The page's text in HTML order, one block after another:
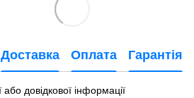
Доставка Оплата Гарантія
довідкової інформації